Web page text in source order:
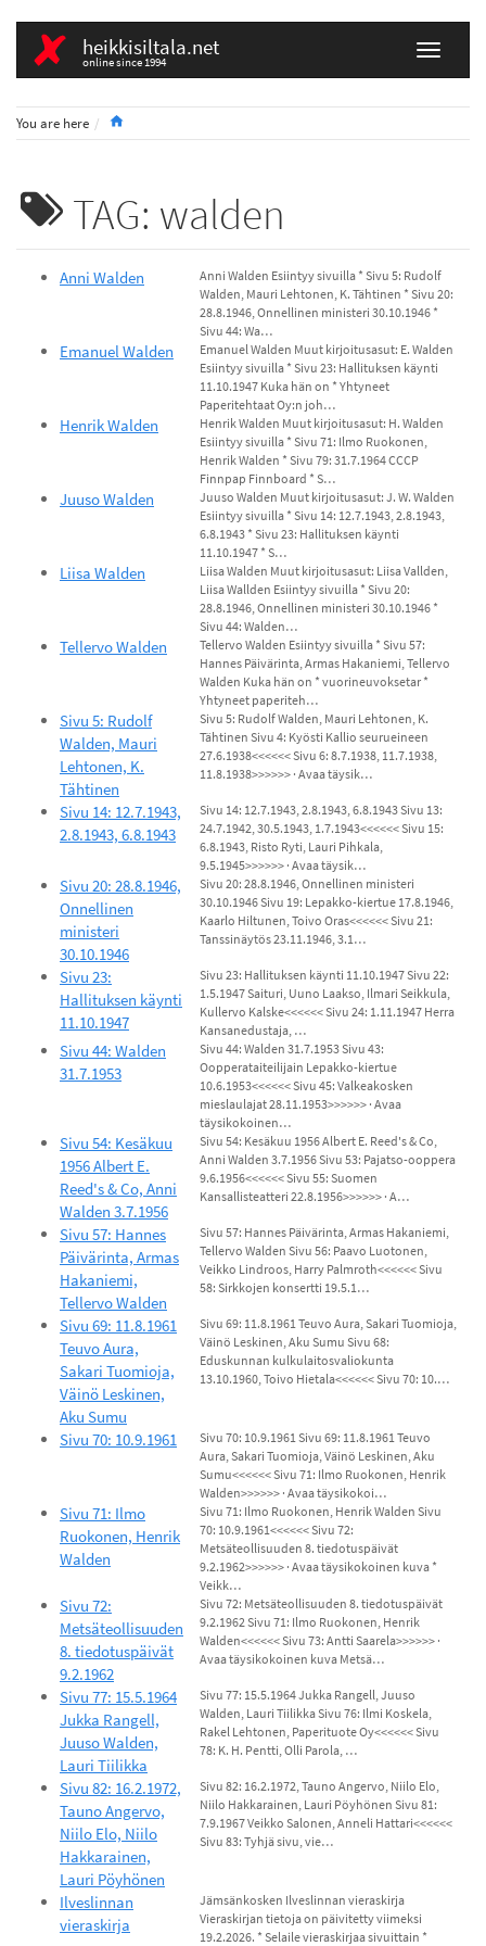
heikkisiltala.net
online since 1994
You are here
TAG: walden
Anni Walden
Anni Walden Esiintyy sivuilla * Sivu 5: Rudolf
Walden, Mauri Lehtonen, K. Tähtinen * Sivu 20:
28.8.1946, Onnellinen ministeri 30.10.1946 *
Sivu 44: Wa…
Emanuel Walden
Emanuel Walden Muut kirjoitusasut: E. Walden
Esiintyy sivuilla * Sivu 23: Hallituksen käynti
11.10.1947 Kuka hän on * Yhtyneet
Paperitehtaat Oy:n joh…
Henrik Walden
Henrik Walden Muut kirjoitusasut: H. Walden
Esiintyy sivuilla * Sivu 71: Ilmo Ruokonen,
Henrik Walden * Sivu 79: 31.7.1964 CCCP
Finnpap Finnboard * S…
Juuso Walden
Juuso Walden Muut kirjoitusasut: J. W. Walden
Esiintyy sivuilla * Sivu 14: 12.7.1943, 2.8.1943,
6.8.1943 * Sivu 23: Hallituksen käynti
11.10.1947 * S…
Liisa Walden
Liisa Walden Muut kirjoitusasut: Liisa Vallden,
Liisa Wallden Esiintyy sivuilla * Sivu 20:
28.8.1946, Onnellinen ministeri 30.10.1946 *
Sivu 44: Walden…
Tellervo Walden
Tellervo Walden Esiintyy sivuilla * Sivu 57:
Hannes Päivärinta, Armas Hakaniemi, Tellervo
Walden Kuka hän on * vuorineuvoksetar *
Yhtyneet paperiteh…
Sivu 5: Rudolf
Walden, Mauri
Lehtonen, K.
Tähtinen
Sivu 5: Rudolf Walden, Mauri Lehtonen, K.
Tähtinen Sivu 4: Kyösti Kallio seurueineen
27.6.1938<<<<<< Sivu 6: 8.7.1938, 11.7.1938,
11.8.1938>>>>>> · Avaa täysik…
Sivu 14: 12.7.1943,
2.8.1943, 6.8.1943
Sivu 14: 12.7.1943, 2.8.1943, 6.8.1943 Sivu 13:
24.7.1942, 30.5.1943, 1.7.1943<<<<<< Sivu 15:
6.8.1943, Risto Ryti, Lauri Pihkala,
9.5.1945>>>>>> · Avaa täysik…
Sivu 20: 28.8.1946,
Onnellinen
ministeri
30.10.1946
Sivu 20: 28.8.1946, Onnellinen ministeri
30.10.1946 Sivu 19: Lepakko-kiertue 17.8.1946,
Kaarlo Hiltunen, Toivo Oras<<<<<< Sivu 21:
Tanssinäytös 23.11.1946, 3.1…
Sivu 23:
Hallituksen käynti
11.10.1947
Sivu 23: Hallituksen käynti 11.10.1947 Sivu 22:
1.5.1947 Saituri, Uuno Laakso, Ilmari Seikkula,
Kullervo Kalske<<<<<< Sivu 24: 1.11.1947 Herra
Kansanedustaja, …
Sivu 44: Walden
31.7.1953
Sivu 44: Walden 31.7.1953 Sivu 43:
Oopperataiteilijain Lepakko-kiertue
10.6.1953<<<<<< Sivu 45: Valkeakosken
mieslaulajat 28.11.1953>>>>>> · Avaa
täysikokoinen…
Sivu 54: Kesäkuu
1956 Albert E.
Reed's & Co, Anni
Walden 3.7.1956
Sivu 54: Kesäkuu 1956 Albert E. Reed's & Co,
Anni Walden 3.7.1956 Sivu 53: Pajatso-ooppera
9.6.1956<<<<<< Sivu 55: Suomen
Kansallisteatteri 22.8.1956>>>>>> · A…
Sivu 57: Hannes
Päivärinta, Armas
Hakaniemi,
Tellervo Walden
Sivu 57: Hannes Päivärinta, Armas Hakaniemi,
Tellervo Walden Sivu 56: Paavo Luotonen,
Veikko Lindroos, Harry Palmroth<<<<<< Sivu
58: Sirkkojen konsertti 19.5.1…
Sivu 69: 11.8.1961
Teuvo Aura,
Sakari Tuomioja,
Väinö Leskinen,
Aku Sumu
Sivu 69: 11.8.1961 Teuvo Aura, Sakari Tuomioja,
Väinö Leskinen, Aku Sumu Sivu 68:
Eduskunnan kulkulaitosvaliokunta
13.10.1960, Toivo Hietala<<<<<< Sivu 70: 10.…
Sivu 70: 10.9.1961
Sivu 70: 10.9.1961 Sivu 69: 11.8.1961 Teuvo
Aura, Sakari Tuomioja, Väinö Leskinen, Aku
Sumu<<<<<< Sivu 71: Ilmo Ruokonen, Henrik
Walden>>>>>> · Avaa täysikokoi…
Sivu 71: Ilmo
Ruokonen, Henrik
Walden
Sivu 71: Ilmo Ruokonen, Henrik Walden Sivu
70: 10.9.1961<<<<<< Sivu 72:
Metsäteollisuuden 8. tiedotuspäivät
9.2.1962>>>>>> · Avaa täysikokoinen kuva *
Veikk…
Sivu 72:
Metsäteollisuuden
8. tiedotuspäivät
9.2.1962
Sivu 72: Metsäteollisuuden 8. tiedotuspäivät
9.2.1962 Sivu 71: Ilmo Ruokonen, Henrik
Walden<<<<<< Sivu 73: Antti Saarela>>>>>> ·
Avaa täysikokoinen kuva Metsä…
Sivu 77: 15.5.1964
Jukka Rangell,
Juuso Walden,
Lauri Tiilikka
Sivu 77: 15.5.1964 Jukka Rangell, Juuso
Walden, Lauri Tiilikka Sivu 76: Ilmi Koskela,
Rakel Lehtonen, Paperituote Oy<<<<<< Sivu
78: K. H. Pentti, Olli Parola, …
Sivu 82: 16.2.1972,
Tauno Angervo,
Niilo Elo, Niilo
Hakkarainen,
Lauri Pöyhönen
Sivu 82: 16.2.1972, Tauno Angervo, Niilo Elo,
Niilo Hakkarainen, Lauri Pöyhönen Sivu 81:
7.9.1967 Veikko Salonen, Anneli Hattari<<<<<<
Sivu 83: Tyhjä sivu, vie…
Ilveslinnan
vieraskirja
Jämsänkosken Ilveslinnan vieraskirja
Vieraskirjan tietoja on päivitetty viimeksi
19.2.2026. * Selaile vieraskirjaa sivuittain *